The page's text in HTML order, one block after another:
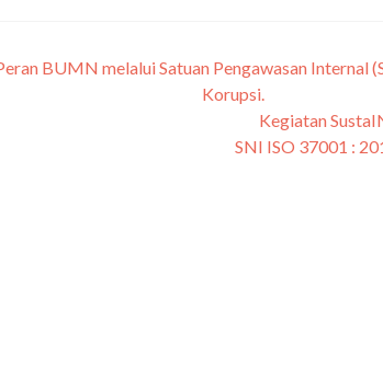
BUMN melalui Satuan Pengawasan Internal
Korupsi.
Kegiatan
SNI ISO 37001 :